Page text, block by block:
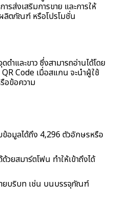
รส่งเสริมการขาย และการให้
ลิตภัณฑ์ หรือโปรโมชั่น
ำและขาว ซึ่งสามารถอ่านได้โดย
Code เมื่อสแกน จะนำผู้ใช้
อข้อความ
ข้อมูลได้ถึง 4,296 ตัวอักษรหรือ
วยสมาร์ตโฟน ทำให้เข้าถึงได้
ายบริบท เช่น บนบรรจุภัณฑ์